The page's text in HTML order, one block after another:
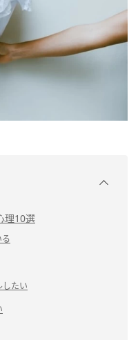
理10選
したい